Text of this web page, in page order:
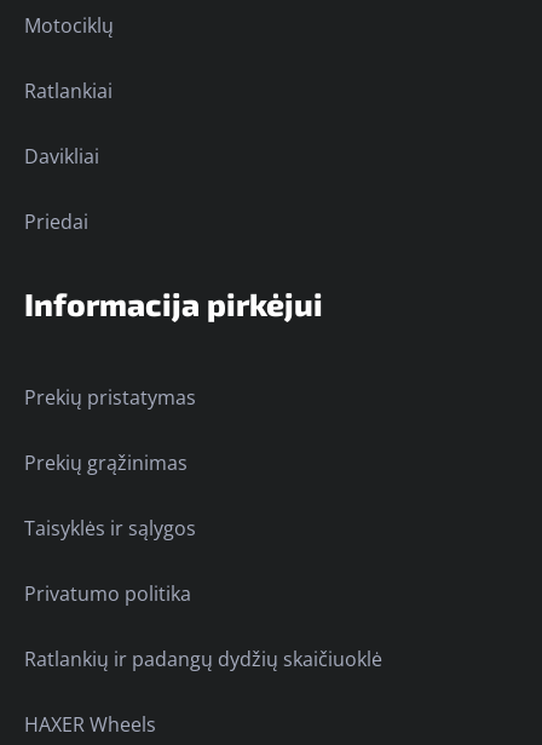
Motociklų
Ratlankiai
Davikliai
Priedai
Informacija pirkėjui
Prekių pristatymas
Prekių grąžinimas
Taisyklės ir sąlygos
Privatumo politika
Ratlankių ir padangų dydžių skaičiuoklė
HAXER Wheels